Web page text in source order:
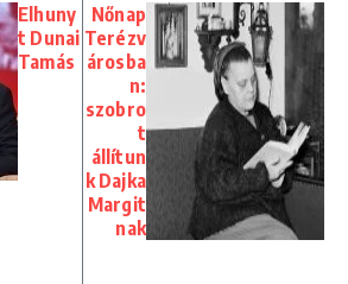
Elhuny
t Dunai
Tamás
Nőnap
Terézv
árosba
n:
szobro
t
állítun
k Dajka
Margit
nak